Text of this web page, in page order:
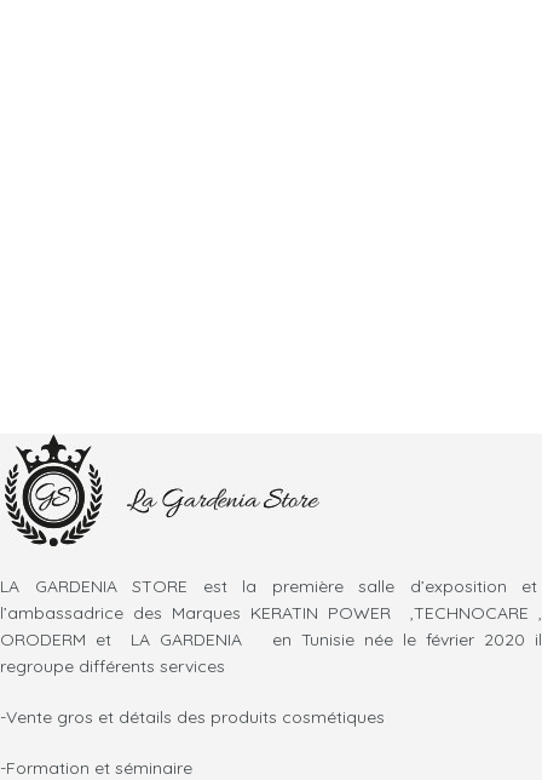
LA GARDENIA STORE est la première salle d’exposition et
l’ambassadrice des Marques KERATIN POWER ,TECHNOCARE ,
ORODERM et LA GARDENIA en Tunisie née le février 2020 il
regroupe différents services
-Vente gros et détails des produits cosmétiques
-Formation et séminaire